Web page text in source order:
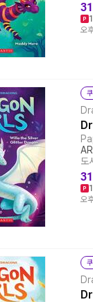
31
오
도
31
오